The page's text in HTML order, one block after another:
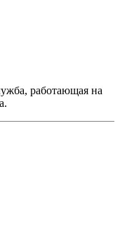
работающая на